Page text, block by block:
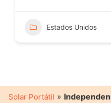
Estados Unidos
Solar Portátil »